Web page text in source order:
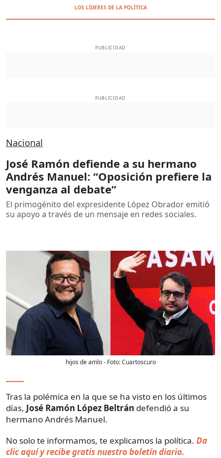
LOS LÍDERES DE LA POLÍTICA
PUBLICIDAD
PUBLICIDAD
Nacional
José Ramón defiende a su hermano
Andrés Manuel: “Oposición prefiere la
venganza al debate”
El primogénito del expresidente López Obrador emitió
su apoyo a través de un mensaje en redes sociales.
hijos de amlo- Foto:Cuartoscuro
Tras la polémica en la que se ha visto en los últimos
días, José Ramón López Beltrán defendió a su
hermano Andrés Manuel.
No solo te informamos, te explicamos la política. Da
clic aquí y recibe gratis nuestro boletín diario.